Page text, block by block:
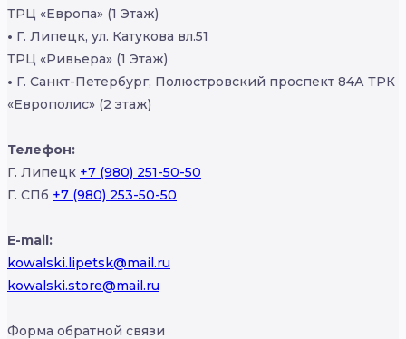
ТРЦ «Европа» (1 Этаж)
• Г. Липецк, ул. Катукова вл.51
ТРЦ «Ривьера» (1 Этаж)
• Г. Санкт-Петербург, Полюстровский проспект 84А ТРК
«Европолис» (2 этаж)
Телефон:
Г. Липецк +7 (980) 251-50-50
Г. СПб +7 (980) 253-50-50
E-mail:
kowalski.lipetsk@mail.ru
kowalski.store@mail.ru
Форма обратной связи